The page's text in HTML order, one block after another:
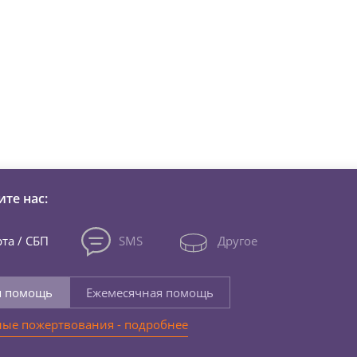
нас:
/ СБП SMS Другое
помощь
Ежемесячная помощь
пожертвования - подробнее